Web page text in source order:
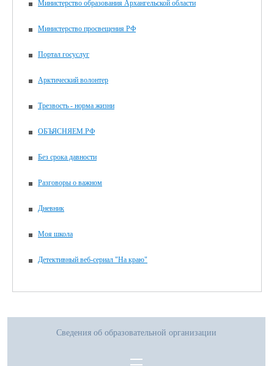
Министерство образования Архангельской области
Министерство просвещения РФ
Портал госуслуг
Арктический волонтер
Трезвость - норма жизни
ОБЪЯСНЯЕМ.РФ
Без срока давности
Разговоры о важном
Дневник
Моя школа
Детективный веб-сериал "На краю"
Сведения об образовательной организации